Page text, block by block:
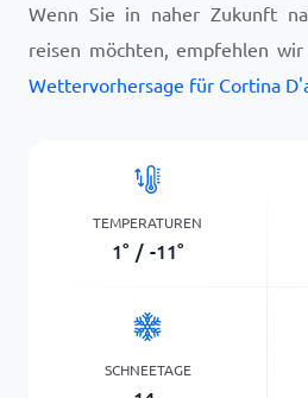
Wenn Sie in naher Zukunft
reisen möchten, empfehlen wir
Wettervorhersage für Cortina
TEMPERATUREN
1° / -11°
SCHNEETAGE